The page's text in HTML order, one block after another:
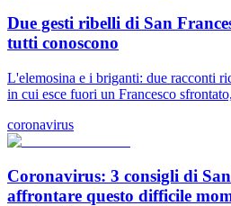
Due gesti ribelli di San
tutti conoscono
L'elemosina e i briganti: due racconti
in cui esce fuori un Francesco
coronavirus
Coronavirus: 3 consigli di
affrontare questo difficile